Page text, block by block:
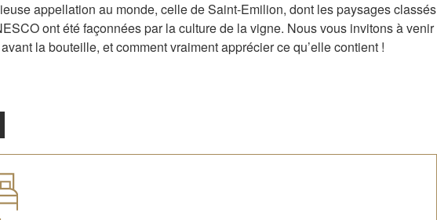
appellation au monde, celle de Saint-Emilion, dont les paysages classés
ont été façonnées par la culture de la vigne. Nous vous invitons à venir
la bouteille, et comment vraiment apprécier ce qu’elle contient !